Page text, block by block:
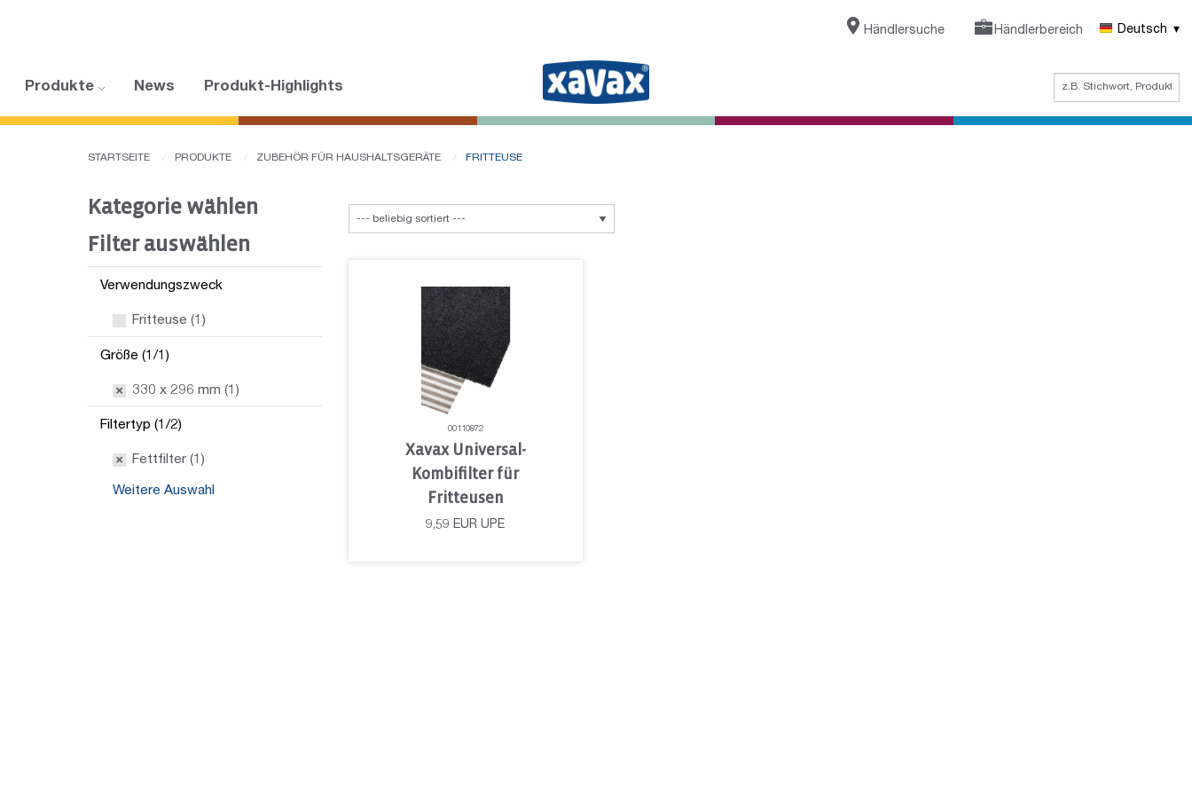
Händlersuche Händlerbereich Deutsch
Produkte News Produkt-Highlights
STARTSEITE PRODUKTE ZUBEHÖR FÜR HAUSHALTSGERÄTE FRITTEUSE
Kategorie wählen
Filter auswählen
Verwendungszweck
Fritteuse (1)
Größe (1/1)
330 x 296 mm (1)
Filtertyp (1/2)
Fettfilter (1)
Weitere Auswahl
00110872
Xavax Universal-
Kombifilter für
Fritteusen
9,59 EUR UPE